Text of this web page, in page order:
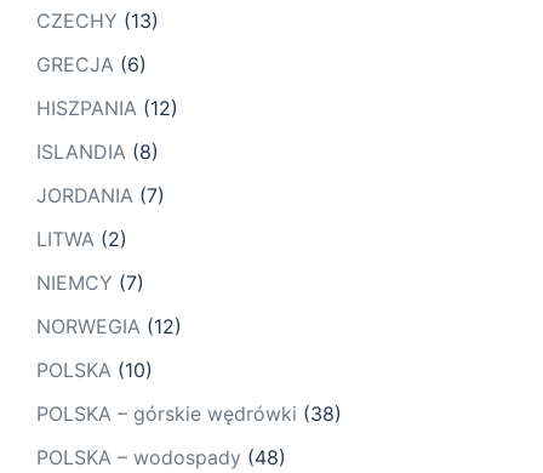
CZECHY (13)
GRECJA (6)
HISZPANIA (12)
ISLANDIA (8)
JORDANIA (7)
LITWA (2)
NIEMCY (7)
NORWEGIA (12)
POLSKA (10)
POLSKA – górskie wędrówki (38)
POLSKA – wodospady (48)